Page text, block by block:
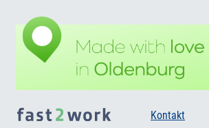
Kontakt